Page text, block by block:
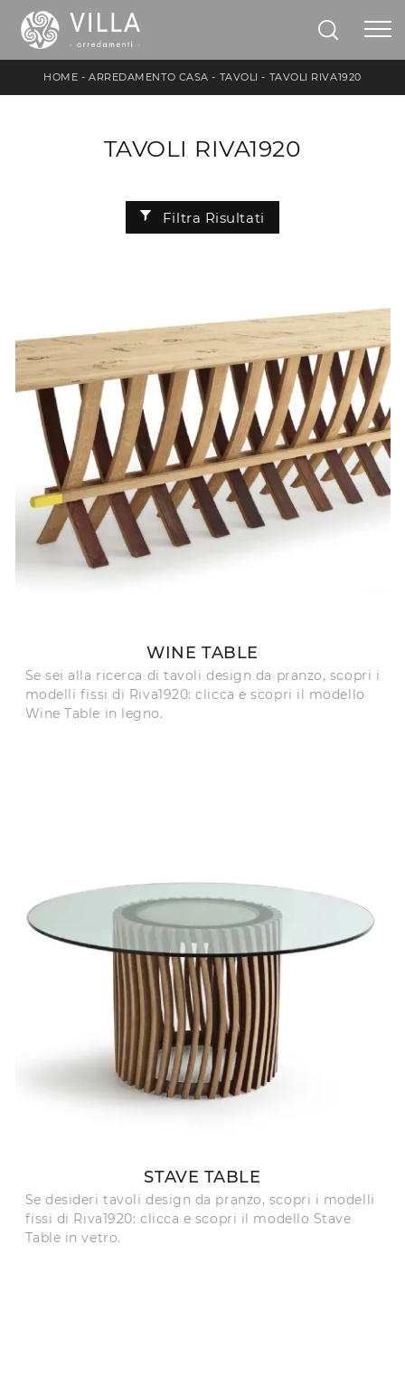
HOME -ARREDAMENTO CASA - TAVOLI - TAVOLI RIVA1920
TAVOLI RIVA1920
Filtra Risultati
WINE TABLE
Se sei alla ricerca di tavoli design da pranzo, scopri i
modelli fissi di Riva1920: clicca e scopri il modello
Wine Table in legno.
STAVE TABLE
Se desideri tavoli design da pranzo, scopri i modelli
fissi di Riva1920: clicca e scopri il modello Stave
Table in vetro.